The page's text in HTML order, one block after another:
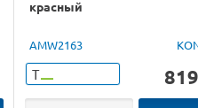
красный
AMW2163
Т 819